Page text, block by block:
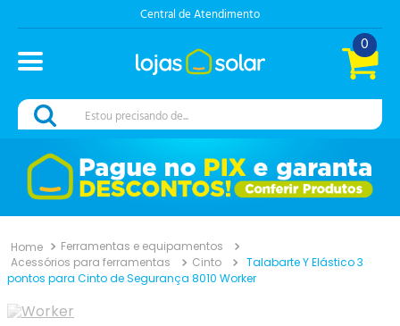
Central de Atendimento
0
Estou precisando de...
Ferramentas e equipamentos
Acessórios para ferramentas
Cinto
Talabarte Y Elástico 3
pontos para Cinto de Segurança 8010 Worker